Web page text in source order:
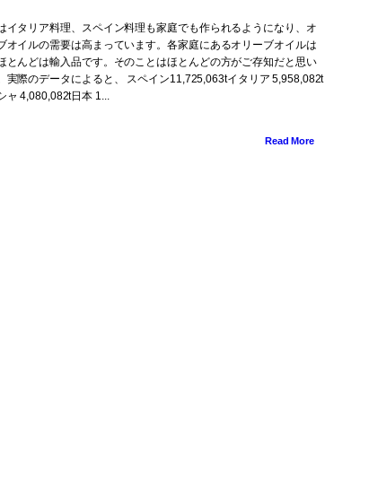
イタリア料理、スペイン料理も家庭でも作られるようになり、オ
オイルの需要は高まっています。各家庭にあるオリーブオイルは
とんどは輸入品です。そのことはほとんどの方がご存知だと思い
実際のデータによると、 スペイン11,725,063tイタリア 5,958,082t
ャ 4,080,082t日本 1...
Read More